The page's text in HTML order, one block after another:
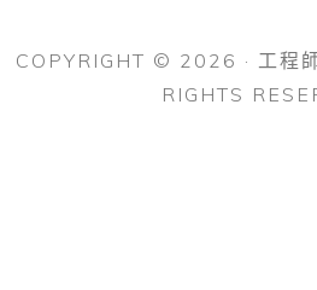
COPYRIGHT © 2026 · 工程
RIGHTS